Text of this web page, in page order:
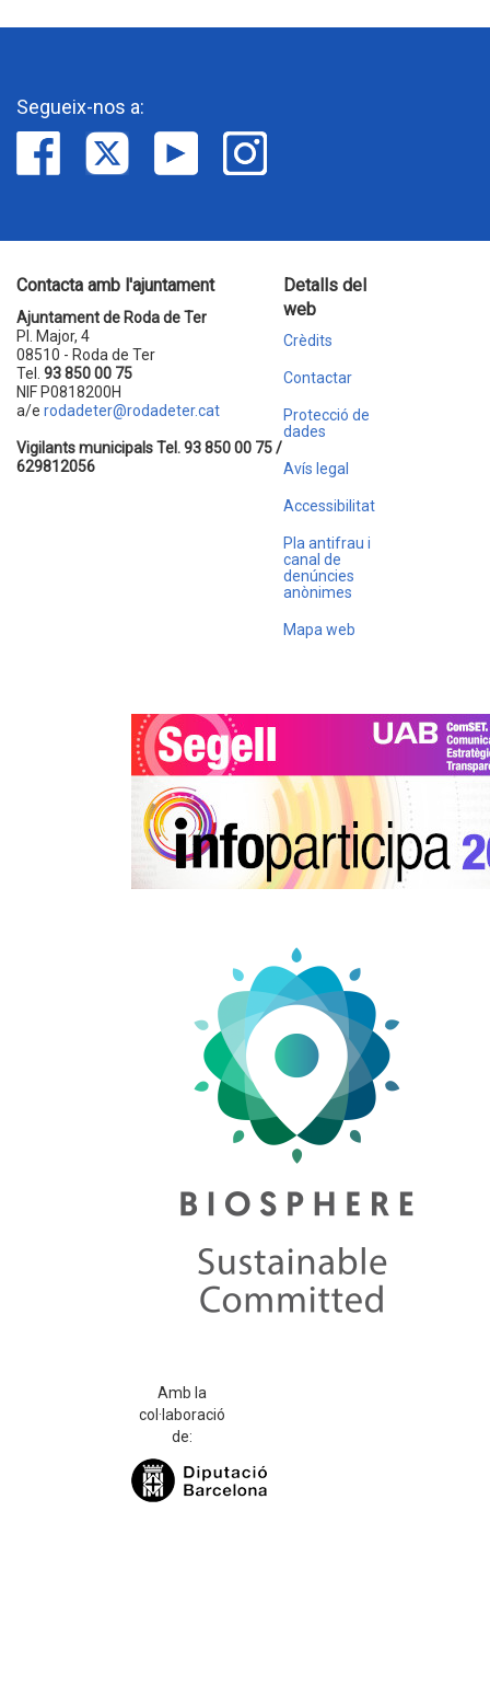
Segueix-nos a:
Contacta amb l'ajuntament
Ajuntament de Roda de Ter
Pl. Major, 4
08510 - Roda de Ter
Tel. 93 850 00 75
NIF P0818200H
a/e rodadeter@rodadeter.cat
Vigilants municipals Tel. 93 850 00 75 /
629812056
Detalls del
web
Crèdits
Contactar
Protecció de
dades
Avís legal
Accessibilitat
Pla antifrau i
canal de
denúncies
anònimes
Mapa web
Amb la
col·laboració
de: